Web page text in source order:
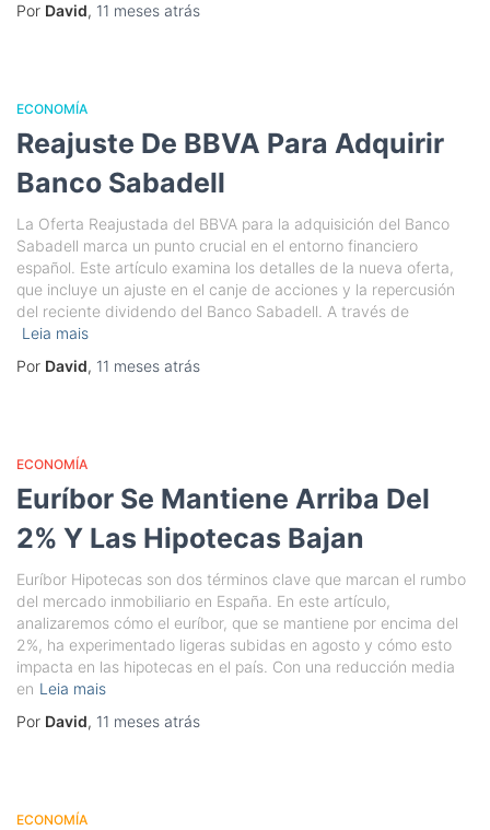
Por David, 11 meses atrás
ECONOMÍA
Reajuste De BBVA Para Adquirir
Banco Sabadell
La Oferta Reajustada del BBVA para la adquisición del Banco
Sabadell marca un punto crucial en el entorno financiero
español. Este artículo examina los detalles de la nueva oferta,
que incluye un ajuste en el canje de acciones y la repercusión
del reciente dividendo del Banco Sabadell. A través de
Leia mais
Por David, 11 meses atrás
ECONOMÍA
Euríbor Se Mantiene Arriba Del
2% Y Las Hipotecas Bajan
Euríbor Hipotecas son dos términos clave que marcan el rumbo
del mercado inmobiliario en España. En este artículo,
analizaremos cómo el euríbor, que se mantiene por encima del
2%, ha experimentado ligeras subidas en agosto y cómo esto
impacta en las hipotecas en el país. Con una reducción media
en Leia mais
Por David, 11 meses atrás
ECONOMÍA